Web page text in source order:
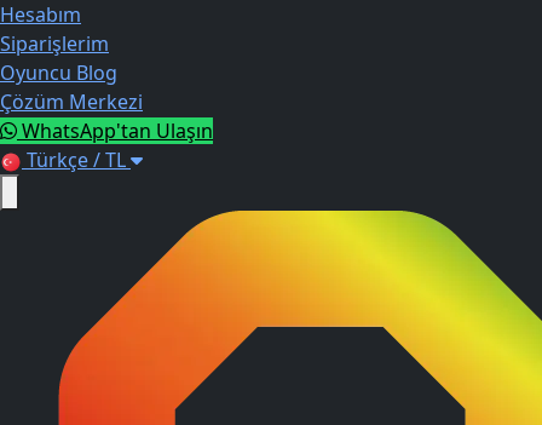
Hesabım
Siparişlerim
Oyuncu Blog
Çözüm Merkezi
WhatsApp'tan Ulaşın
Türkçe / TL